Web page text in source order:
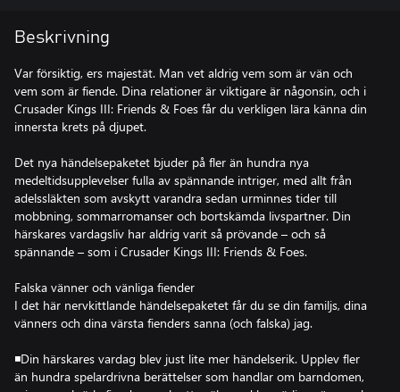
Beskrivning
Var försiktig, ers majestät. Man vet aldrig vem som är vän och
vem som är fiende. Dina relationer är viktigare är någonsin, och i
Crusader Kings III: Friends & Foes får du verkligen lära känna din
innersta krets på djupet.
Det nya händelsepaketet bjuder på fler än hundra nya
medeltidsupplevelser fulla av spännande intriger, med allt från
adelssläkten som avskytt varandra sedan urminnes tider till
mobbning, sommarromanser och bortskämda livspartner. Din
härskares vardagsliv har aldrig varit så prövande – och så
spännande – som i Crusader Kings III: Friends & Foes.
Falska vänner och vänliga fiender
I det här nervkittlande händelsepaketet får du se din familjs, dina
vänners och dina värsta fienders sanna (och falska) jag.
◾Din härskares vardag blev just lite mer händelserik. Upplev fler
än hundra spelardrivna berättelser som handlar om barndomen,